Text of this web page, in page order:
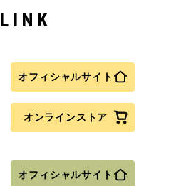
LINK
オフィシャルサイト
オンラインストア
オフィシャルサイト